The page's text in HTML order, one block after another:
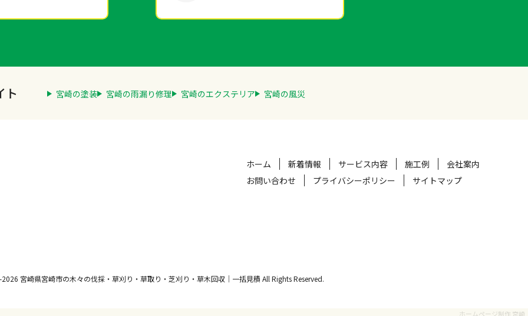
ト 宮崎の塗装 宮崎の雨漏り修理 宮崎のエクステリア 宮崎の風災
ホーム 新着情報 サービス内容 施工例
会社案内
お問い合わせ
プライバシーポリシー サイトマップ
宮崎県宮崎市の木々の伐採・草刈り・草取り・芝刈り・草木回収｜一括見積 All Rights Reserved.
ホームページ制作 宮崎